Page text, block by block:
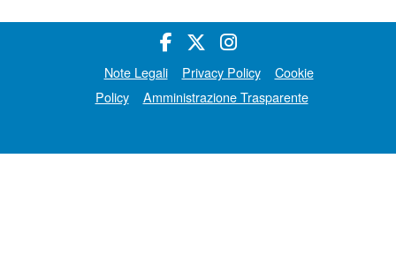
Note Legali Privacy Policy
Cookie
Policy
Amministrazione Trasparente